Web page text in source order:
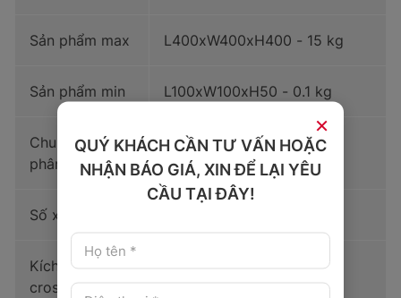
Sản phẩm max L400xW400xH400 - 15 kg
Sản phẩm min L100xW100xH50 - 0.1 kg
Chu vi cụm
phân loại
C - 145.2 m x 2 tầng
Số xe
Kích thước xe
crossbelt
×
QUÝ KHÁCH CẦN TƯ VẤN HOẶC
NHẬN BÁO GIÁ, XIN ĐỂ LẠI YÊU
CẦU TẠI ĐÂY!